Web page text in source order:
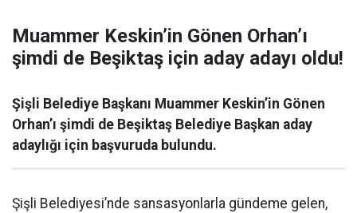
Muammer Keskin’in Gönen Orhan’ı
şimdi de Beşiktaş için aday adayı oldu!
Şişli Belediye Başkanı Muammer Keskin’in Gönen
Orhan’ı şimdi de Beşiktaş Belediye Başkan aday
adaylığı için başvuruda bulundu.
Şişli Belediyesi’nde sansasyonlarla gündeme gelen,